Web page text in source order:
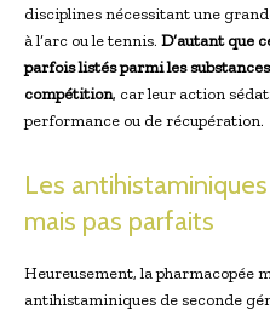
disciplines nécessitant une
à l’arc ou le tennis. D’autant que
parfois listés parmi les
compétition, car leur action
performance ou de récupération.
Les
mais pas parfaits
Heureusement, la pharmacopée
antihistaminiques de seconde